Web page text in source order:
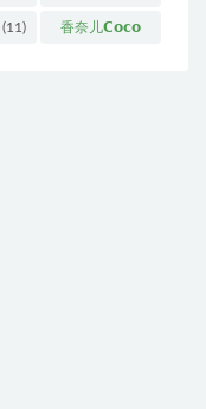
(10)
(11) 香奈儿𝗖𝗼𝗰𝗼